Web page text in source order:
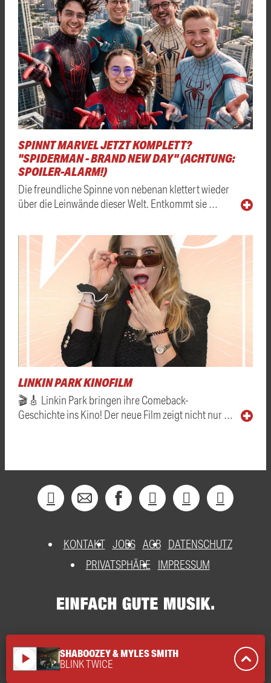
SPINNT MARVEL JETZT KOMPLETT?
"SPIDERMAN - BRAND NEW DAY" (ACHTUNG:
SPOILER-ALARM!)
Die freundliche Spinne von nebenan klettert wieder
über die Leinwände dieser Welt. Entkommt sie …
LINKIN PARK KINOFILM
🎬🎸 Linkin Park bringen ihre Comeback-
Geschichte ins Kino! Der neue Film zeigt nicht nur …
KONTAKT JOBS AGB DATENSCHUTZ
PRIVATSPHÄRE
IMPRESSUM
play_arrow SHABOOZEY & MYLES SMITH
BLINK TWICE